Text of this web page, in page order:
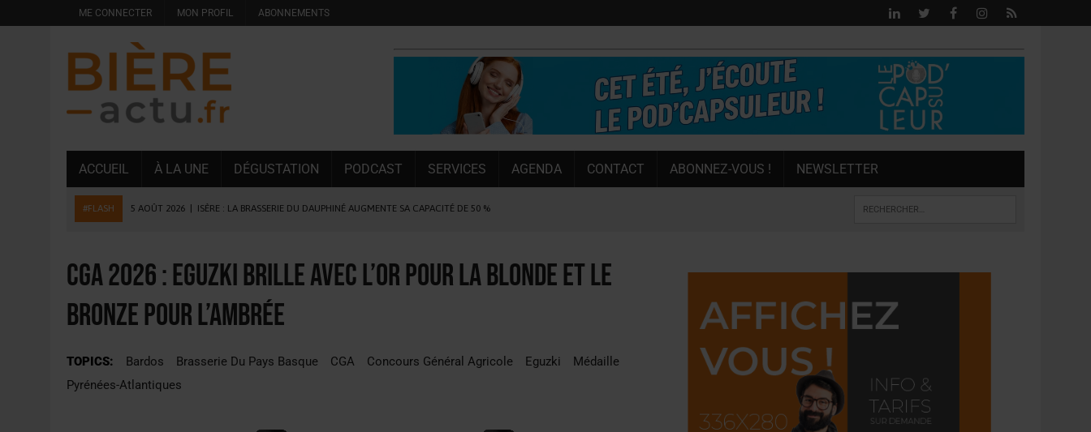
ME CONNECTER MON PROFIL ABONNEMENTS
ACCUEIL À LA UNE DÉGUSTATION PODCAST SERVICES AGENDA CONTACT ABONNEZ-VOUS ! NEWSLETTER
#FLASH 5 AOÛT 2026 ISÈRE : LA BRASSERIE DU DAUPHINÉ AUGMENTE SA CAPACITÉ DE 50 %
4 AOÛT 2026 LA GÉNÉRATION Z ET LA MODÉRATION RÉINVENTENT LE MARCHÉ [ÉTUDE]
3 AOÛT 2026 | CONSOMMATION : LA VISION DU GROUPE ANTHONY MARTIN
31 JUILLET 2026 PODCAST – BRASSERIE SAINTE COLOMBE, 30 ANS, PIONNIÈRE EN ILLE-ET-VILAINE
6 AOÛT 2026 SAVERNE : LA FÊTE DE LA BIÈRE SOUFFLE SA 15E BOUGIE
CGA 2026 : Eguzki brille avec l’or pour la Blonde et le
bronze pour l’Ambrée
TOPICS: Bardos Brasserie Du Pays Basque CGA Concours Général Agricole Eguzki
Médaille
Pyrénées-Atlantiques